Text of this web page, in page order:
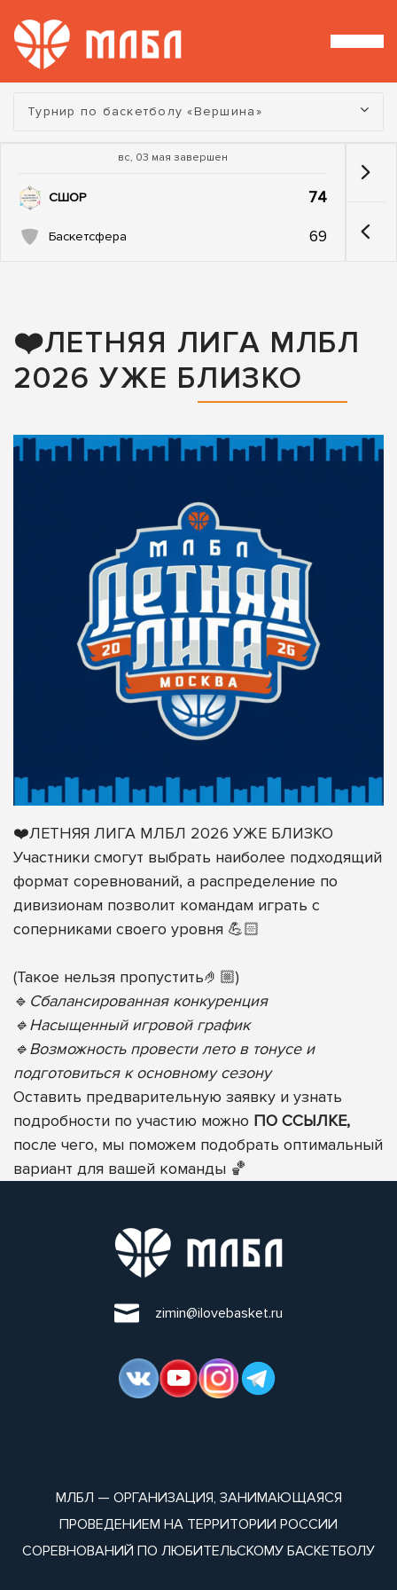
Турнир:
Турнир по баскетболу «Вершина»
вс, 03 мая завершен
СШОР 74
Баскетсфера 69
❤️ЛЕТНЯЯ ЛИГА МЛБЛ
2026 УЖЕ БЛИЗКО
❤️ЛЕТНЯЯ ЛИГА МЛБЛ 2026 УЖЕ БЛИЗКО
Участники смогут выбрать наиболее подходящий
формат соревнований, а распределение по
дивизионам позволит командам играть с
соперниками своего уровня 💪🏻
(Такое нельзя пропустить🤌🏼)
🔹 Сбалансированная конкуренция
🔹Насыщенный игровой график
🔹Возможность провести лето в тонусе и
подготовиться к основному сезону
Оставить предварительную заявку и узнать
подробности по участию можно ПО ССЫЛКЕ,
после чего, мы поможем подобрать оптимальный
вариант для вашей команды 🏀
zimin@ilovebasket.ru
МЛБЛ — ОРГАНИЗАЦИЯ, ЗАНИМАЮЩАЯСЯ
ПРОВЕДЕНИЕМ НА ТЕРРИТОРИИ РОССИИ
СОРЕВНОВАНИЙ ПО ЛЮБИТЕЛЬСКОМУ БАСКЕТБОЛУ